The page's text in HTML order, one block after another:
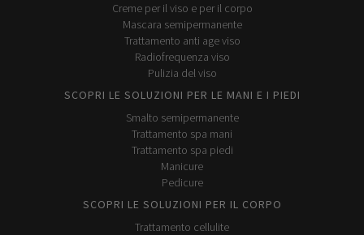
Creme per il viso e per il corpo
Mascara semipermanente
Trattamento anti age viso
Radiofrequenza viso
Pulizia del viso
SCOPRI LE SOLUZIONI PER LE MANI E I PIEDI
Smalto semipermanente
Trattamento spa mani
Trattamento spa piedi
Manicure
Pedicure
SCOPRI LE SOLUZIONI PER IL CORPO
Trattamento cellulite